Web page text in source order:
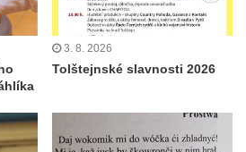
3. 8. 2026
Tolštejnské slavnosti 2026